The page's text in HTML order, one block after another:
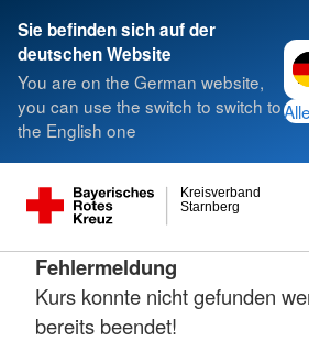
Sie befinden sich auf der
deutschen Website
You are on the German website,
you can use the switch to switch to
the English one
Starnberg
Kreisverband
Fehlermeldung
Kurs konnte nicht gefunden
bereits beendet!